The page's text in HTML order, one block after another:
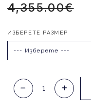
4,355.00€
ИЗБЕРЕТЕ РАЗМЕР
--- Изберете ---